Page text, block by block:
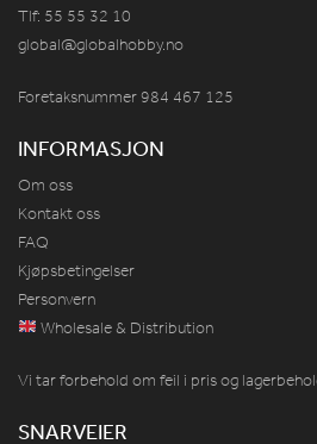
Tlf: 55 55 32 10
global@globalhobby.no
Foretaksnummer 984 467 125
INFORMASJON
Om oss
Kontakt oss
FAQ
Kjøpsbetingelser
Personvern
Wholesale & Distribution
Vi tar forbehold om feil i pris og
SNARVEIER